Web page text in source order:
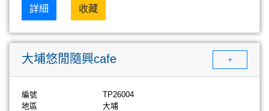
詳細 收藏
大埔悠閒隨興cafe +
編號
TP26004
地區
大埔